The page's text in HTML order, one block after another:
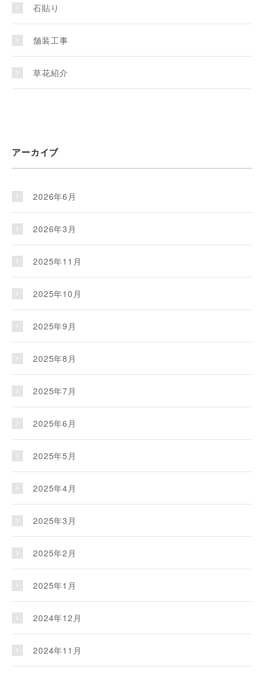
石貼り
舗装工事
草花紹介
アーカイブ
2026年6月
2026年3月
2025年11月
2025年10月
2025年9月
2025年8月
2025年7月
2025年6月
2025年5月
2025年4月
2025年3月
2025年2月
2025年1月
2024年12月
2024年11月